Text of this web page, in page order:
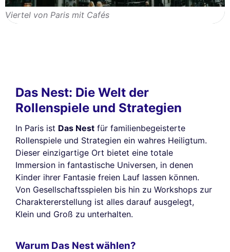
Viertel von Paris mit Cafés
Das Nest: Die Welt der
Rollenspiele und Strategien
In Paris ist Das Nest für familienbegeisterte
Rollenspiele und Strategien ein wahres Heiligtum.
Dieser einzigartige Ort bietet eine totale
Immersion in fantastische Universen, in denen
Kinder ihrer Fantasie freien Lauf lassen können.
Von Gesellschaftsspielen bis hin zu Workshops zur
Charaktererstellung ist alles darauf ausgelegt,
Klein und Groß zu unterhalten.
Warum Das Nest wählen?